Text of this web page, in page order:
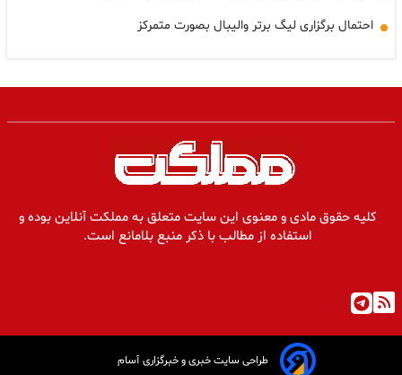
احتمال برگزاری لیگ برتر والیبال بصورت متمرکز
کلیه حقوق مادی و معنوی این سایت متعلق به مملکت آنلاین بوده و
استفاده از مطالب با ذکر منبع بلامانع است.
طراحی سایت خبری و خبرگزاری آسام